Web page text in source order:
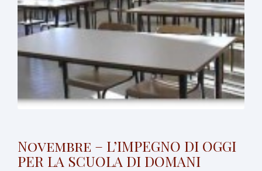
Novembre – L’IMPEGNO DI OGGI
PER LA SCUOLA DI DOMANI